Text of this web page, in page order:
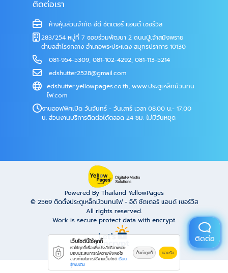
ติดต่อเรา
ห้างหุ้นส่วนจำกัด อีดี ชัตเตอร์ แอนด์ เซอร์วิส
283/254 หมู่ที่ 7 ซอยร่วมพัฒนา 2 ถนนปู่เจ้าสมิงพราย
ตำบลสำโรงกลาง อำเภอพระประแดง สมุทรปราการ 10130
081-954-5309, 081-102-4292, 081-113-5214
edshutter2528@gmail.com
edshutter.yellowpages.co.th,www.ประตูเหล็กม้วนทน
ไฟ.com
งานออฟฟิศเปิด วันจันทร์ - วันเสาร์ เวลา 08.00 น.- 17.00
น. ส่วนงานบริการติดต่อได้ตลอด 24 ชม. ไม่มีวันหยุด
Powered By Thailand YellowPages
© 2569 ติดตั้งประตูเหล็กม้วนทนไฟ - อีดี ชัตเตอร์ แอนด์ เซอร์วิส
All rights reserved.
Work is secure protect data with encrypt.
ติดต่อ
เว็บไซต์นี้ใช้คุกกี้
เราใช้คุกกี้เพื่อเพิ่มประสิทธิภาพและ
มอบประสบการณ์ความพึงพอใจ
ของท่านในการใช้งานเว็บไซต์ เรียน
รู้เพิ่มเติม
ตั้งค่าคุกกี้ ยอมรับ